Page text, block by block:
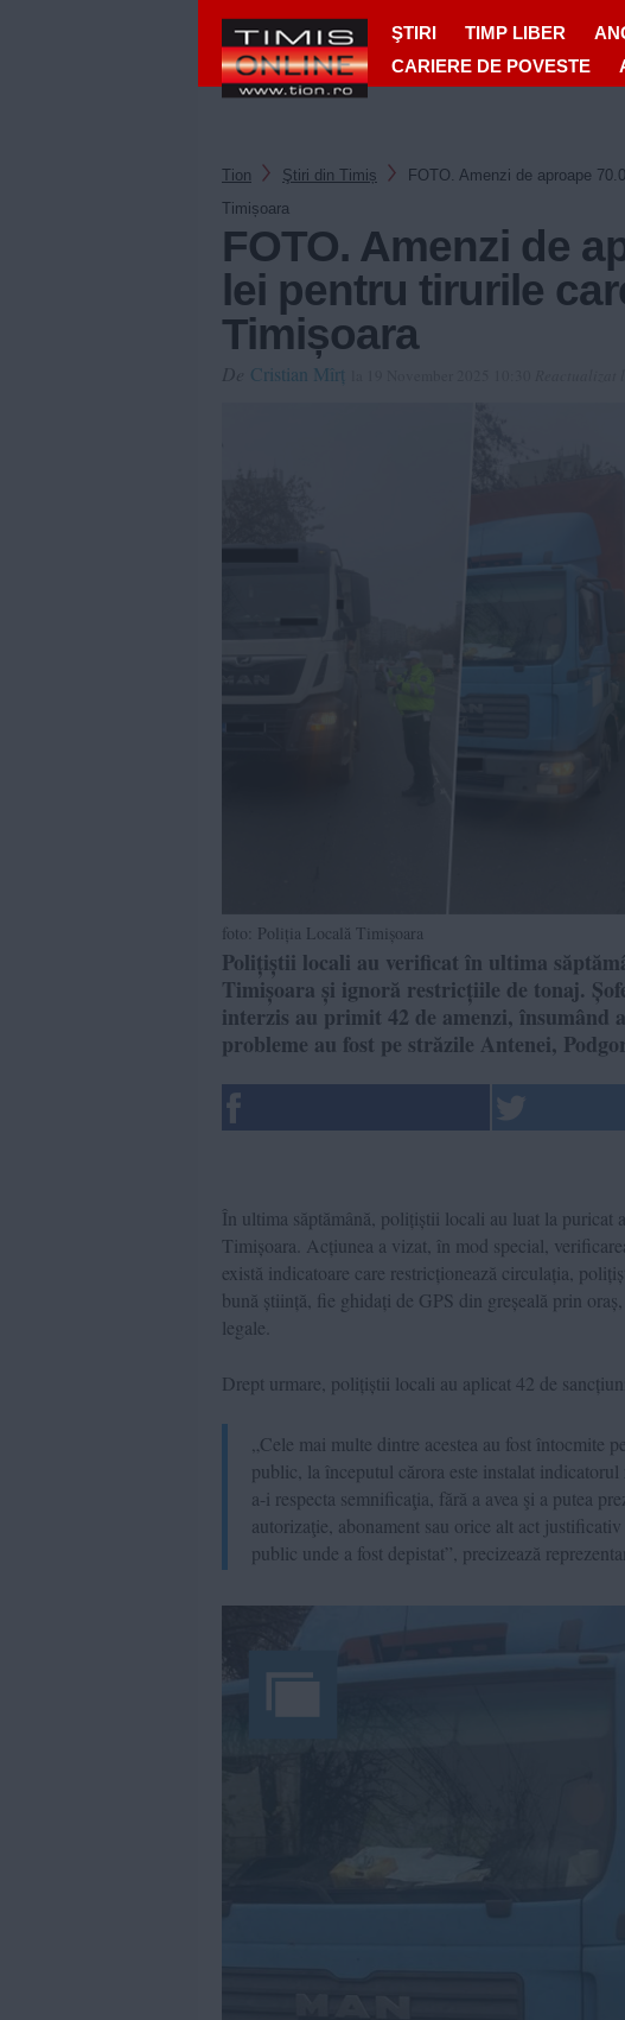
ŞTIRI TIMP LIBER
CARIERE DE POVESTE
Tion Ştiri din Timiș
FOTO. Amenzi de aproape
Timișoara
FOTO. Amenzi de
lei pentru tirurile
Timișoara
Cristian Mîrț
foto: Poliția Locală Timișoara
Polițiștii locali au verificat în ultima
Timișoara și ignoră restricțiile de tonaj.
interzis au primit 42 de amenzi, însumând
probleme au fost pe străzile Antenei,
În ultima săptămână, polițiștii locali au luat la puricat
Timișoara. Acțiunea a vizat, în mod special,
există indicatoare care restricționează circulația,
bună știință, fie ghidați de GPS din greșeală prin
legale.
Drept urmare, polițiștii locali au aplicat 42 de
„Cele mai multe dintre acestea au fost întocmite
public, la începutul cărora este instalat
a-i respecta semnificaţia, fără a avea şi a putea
autorizaţie, abonament sau orice alt act
public unde a fost depistat”, precizează